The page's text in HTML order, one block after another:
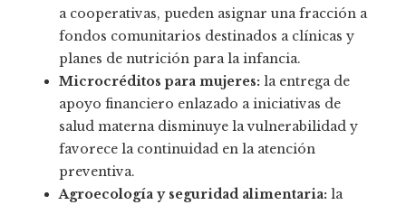
a cooperativas, pueden asignar una fracción a
fondos comunitarios destinados a clínicas y
planes de nutrición para la infancia.
Microcréditos para mujeres: la entrega de
apoyo financiero enlazado a iniciativas de
salud materna disminuye la vulnerabilidad y
favorece la continuidad en la atención
preventiva.
Agroecología y seguridad alimentaria: la